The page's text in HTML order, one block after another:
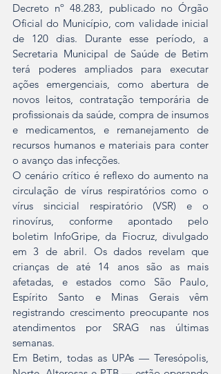
Decreto nº 48.283, publicado no Órgão
Oficial do Município, com validade inicial
de 120 dias. Durante esse período, a
Secretaria Municipal de Saúde de Betim
terá poderes ampliados para executar
ações emergenciais, como abertura de
novos leitos, contratação temporária de
profissionais da saúde, compra de insumos
e medicamentos, e remanejamento de
recursos humanos e materiais para conter
o avanço das infecções.
O cenário crítico é reflexo do aumento na
circulação de vírus respiratórios como o
vírus sincicial respiratório (VSR) e o
rinovírus, conforme apontado pelo
boletim InfoGripe, da Fiocruz, divulgado
em 3 de abril. Os dados revelam que
crianças de até 14 anos são as mais
afetadas, e estados como São Paulo,
Espírito Santo e Minas Gerais vêm
registrando crescimento preocupante nos
atendimentos por SRAG nas últimas
semanas.
Em Betim, todas as UPAs — Teresópolis,